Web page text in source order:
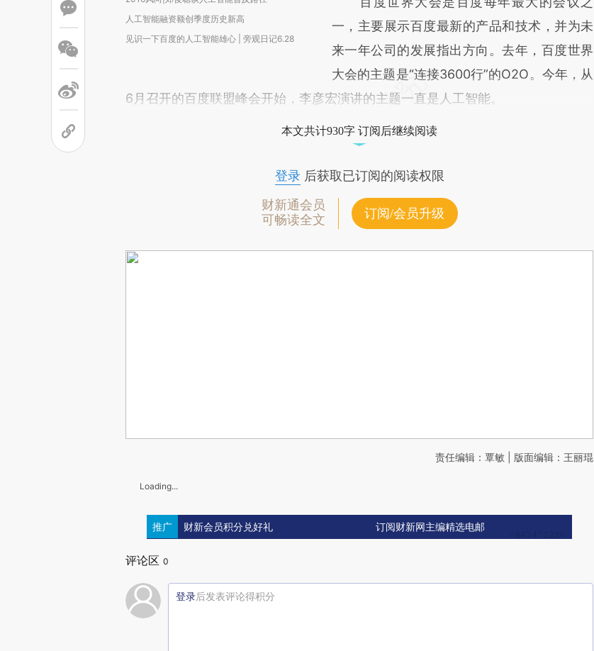
人工智能融资额创季度历史新高
见识一下百度的人工智能雄心 | 旁观日记6.28
一，主要展示百度最新的产品和技术，并为未
来一年公司的发展指出方向。去年，百度世界
大会的主题是“连接3600行”的O2O。今年，从
6月召开的百度联盟峰会开始，李彦宏演讲的主题一直是人工智能。
本文共计930字 订阅后继续阅读
登录后获取已订阅的阅读权限
财新通会员
可畅读全文
订阅/会员升级
责任编辑：覃敏 | 版面编辑：王丽琨
Loading...
推广 财新会员积分兑好礼 订阅财新网主编精选电邮
评论区 0
登录后发表评论得积分